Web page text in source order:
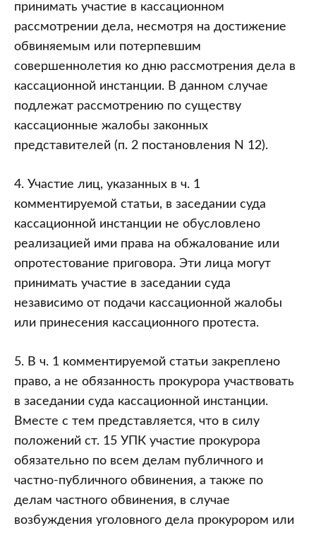
принимать участие в кассационном
рассмотрении дела, несмотря на достижение
обвиняемым или потерпевшим
совершеннолетия ко дню рассмотрения дела в
кассационной инстанции. В данном случае
подлежат рассмотрению по существу
кассационные жалобы законных
представителей (п. 2 постановления N 12).
4. Участие лиц, указанных в ч. 1
комментируемой статьи, в заседании суда
кассационной инстанции не обусловлено
реализацией ими права на обжалование или
опротестование приговора. Эти лица могут
принимать участие в заседании суда
независимо от подачи кассационной жалобы
или принесения кассационного протеста.
5. В ч. 1 комментируемой статьи закреплено
право, а не обязанность прокурора участвовать
в заседании суда кассационной инстанции.
Вместе с тем представляется, что в силу
положений ст. 15 УПК участие прокурора
обязательно по всем делам публичного и
частно-публичного обвинения, а также по
делам частного обвинения, в случае
возбуждения уголовного дела прокурором или